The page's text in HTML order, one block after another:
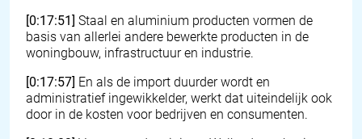
[0:17:51] Staal en aluminium producten vormen de
basis van allerlei andere bewerkte producten in de
woningbouw, infrastructuur en industrie.
[0:17:57] En als de import duurder wordt en
administratief ingewikkelder, werkt dat uiteindelijk ook
door in de kosten voor bedrijven en consumenten.